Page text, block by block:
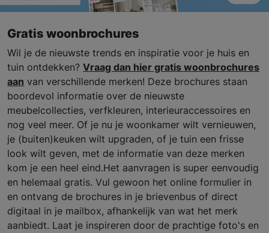
Gratis woonbrochures
Wil je de nieuwste trends en inspiratie voor je huis en
tuin ontdekken? Vraag dan hier gratis woonbrochures
aan van verschillende merken! Deze brochures staan
boordevol informatie over de nieuwste
meubelcollecties, verfkleuren, interieuraccessoires en
nog veel meer. Of je nu je woonkamer wilt vernieuwen,
je (buiten)keuken wilt upgraden, of je tuin een frisse
look wilt geven, met de informatie van deze merken
kom je een heel eind.Het aanvragen is super eenvoudig
en helemaal gratis. Vul gewoon het online formulier in
en ontvang de brochures in je brievenbus of direct
digitaal in je mailbox, afhankelijk van wat het merk
aanbiedt. Laat je inspireren door de prachtige foto's en